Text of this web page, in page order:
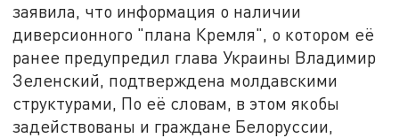
заявила, что информация о наличии
диверсионного "плана Кремля", о котором её
ранее предупредил глава Украины Владимир
Зеленский, подтверждена молдавскими
структурами, По её словам, в этом якобы
задействованы и граждане Белоруссии,